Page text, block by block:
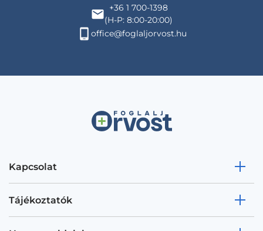
+36 1 700-1398
(H-P: 8:00-20:00)
office@foglaljorvost.hu
Kapcsolat
Tájékoztatók